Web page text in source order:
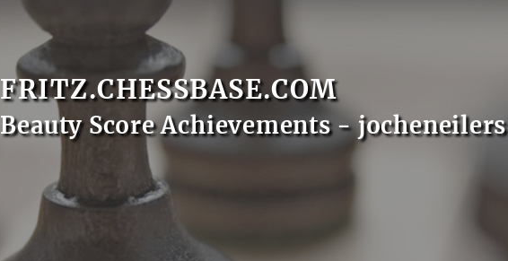
FRITZ.CHESSBASE.COM
Beauty Score Achievements - jocheneilers